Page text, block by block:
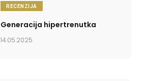
RECENZIJA
Generacija hipertrenutka
14.05.2025